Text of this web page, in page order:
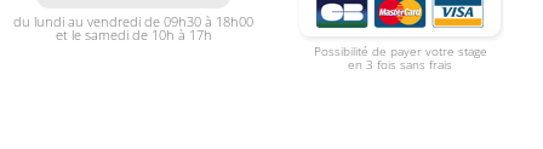
du lundi au vendredi de 09h30 à 18h00
et le samedi de 10h à 17h
Possibilité de payer votre stage
en 3 fois sans frais